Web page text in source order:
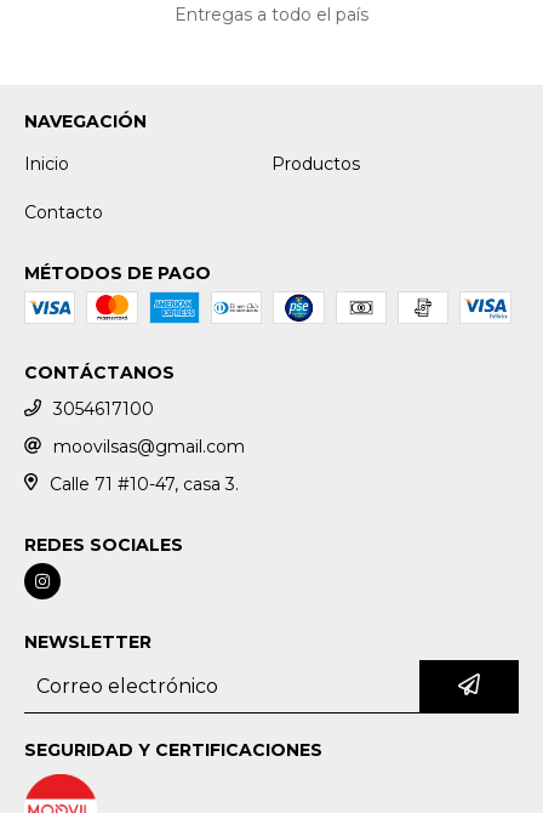
Entregas a todo el país
NAVEGACIÓN
Inicio
Productos
Contacto
MÉTODOS DE PAGO
CONTÁCTANOS
3054617100
moovilsas@gmail.com
Calle 71 #10-47, casa 3.
REDES SOCIALES
NEWSLETTER
SEGURIDAD Y CERTIFICACIONES